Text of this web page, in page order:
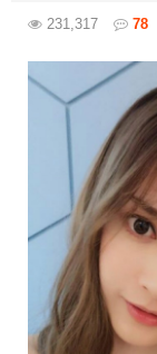
231,317 78